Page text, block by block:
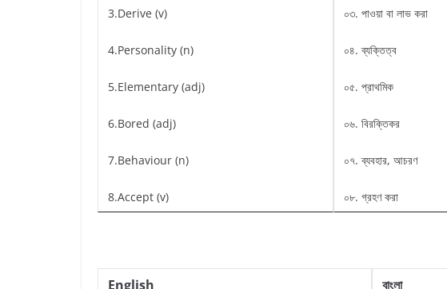
3.Derive (v)
4.Personality (n)
5.Elementary (adj)
6.Bored (adj)
7.Behaviour (n)
8.Accept (v)
০৩. পাওয়া বা লাভ করা
০৪. ব্যক্তিত্ব
০৫. প্রাথমিক
০৬. বিরক্তিকর
০৭. ব্যবহার, আচরণ
০৮. গ্রহণ করা
English বাংলা